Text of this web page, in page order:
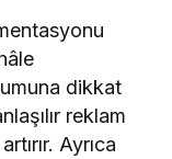
dikkat
reklam
Ayrıca